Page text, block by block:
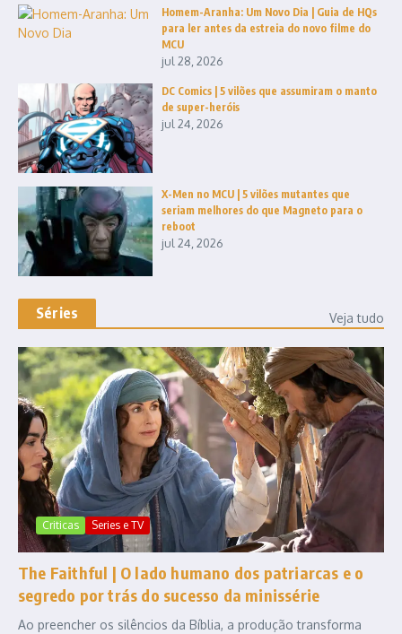
Homem-Aranha: Um Novo Dia | Guia de HQs
para ler antes da estreia do novo filme do
MCU
jul 28, 2026
DC Comics | 5 vilões que assumiram o manto
de super-heróis
jul 24, 2026
X-Men no MCU | 5 vilões mutantes que
seriam melhores do que Magneto para o
reboot
jul 24, 2026
Séries Veja tudo
Criticas Series e TV
The Faithful | O lado humano dos patriarcas e o
segredo por trás do sucesso da minissérie
Ao preencher os silêncios da Bíblia, a produção transforma